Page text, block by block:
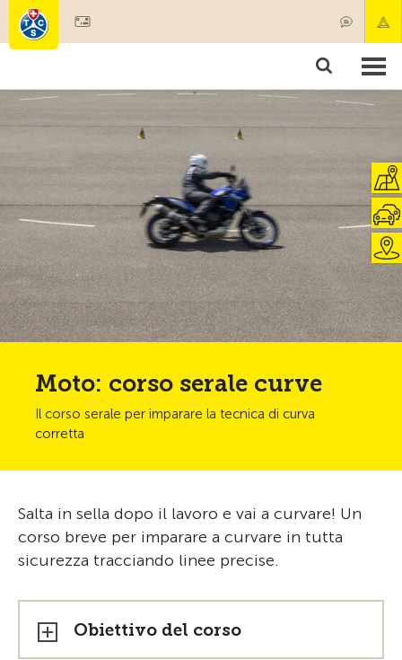
Prodotti & Servizi
Moto: corso serale curve
Il corso serale per imparare la tecnica di curva
corretta
Salta in sella dopo il lavoro e vai a curvare! Un
corso breve per imparare a curvare in tutta
sicurezza tracciando linee precise.
Obiettivo del corso